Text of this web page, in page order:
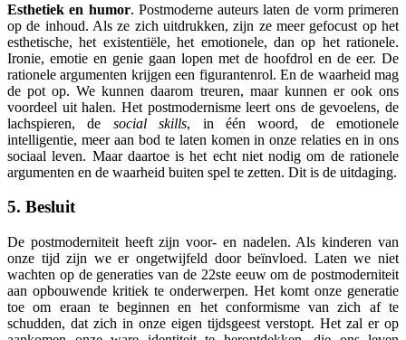
Esthetiek en humor. Postmoderne auteurs laten de vorm primeren
op de inhoud. Als ze zich uitdrukken, zijn ze meer gefocust op het
esthetische, het existentiële, het emotionele, dan op het rationele.
Ironie, emotie en genie gaan lopen met de hoofdrol en de eer. De
rationele argumenten krijgen een figurantenrol. En de waarheid mag
de pot op. We kunnen daarom treuren, maar kunnen er ook ons
voordeel uit halen. Het postmodernisme leert ons de gevoelens, de
lachspieren, de social skills, in één woord, de emotionele
intelligentie, meer aan bod te laten komen in onze relaties en in ons
sociaal leven. Maar daartoe is het echt niet nodig om de rationele
argumenten en de waarheid buiten spel te zetten. Dit is de uitdaging.
5. Besluit
De postmoderniteit heeft zijn voor- en nadelen. Als kinderen van
onze tijd zijn we er ongetwijfeld door beïnvloed. Laten we niet
wachten op de generaties van de 22ste eeuw om de postmoderniteit
aan opbouwende kritiek te onderwerpen. Het komt onze generatie
toe om eraan te beginnen en het conformisme van zich af te
schudden, dat zich in onze eigen tijdsgeest verstopt. Het zal er op